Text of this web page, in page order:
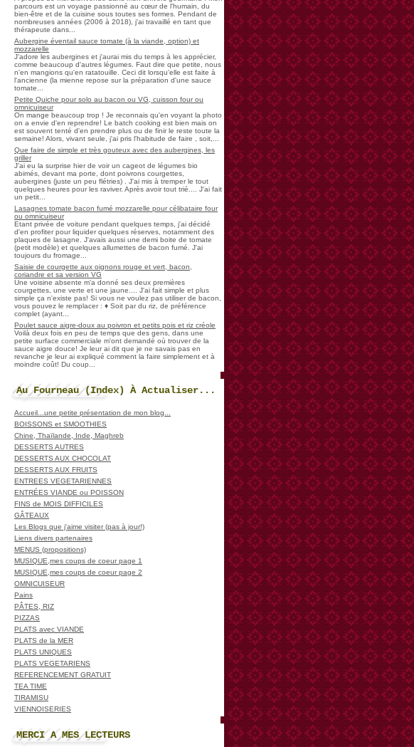
parcours est un voyage passionné au cœur de l'humain, du
bien-être et de la cuisine sous toutes ses formes. Pendant de
nombreuses années (2006 à 2018), j'ai travaillé en tant que
thérapeute dans...
Aubergine éventail sauce tomate (à la viande, option) et
mozzarelle
J'adore les aubergines et j'aurai mis du temps à les apprécier,
comme beaucoup d'autres légumes. Faut dire que petite, nous
n'en mangions qu'en ratatouille. Ceci dit lorsqu'elle est faite à
l'ancienne (la mienne repose sur la préparation d'une sauce
tomate...
Petite Quiche pour solo au bacon ou VG, cuisson four ou
omnicuiseur
On mange beaucoup trop ! Je reconnais qu'en voyant la photo
on a envie d'en reprendre! Le batch cooking est bien mais on
est souvent tenté d'en prendre plus ou de finir le reste toute la
semaine! Alors, vivant seule, j'ai pris l'habitude de faire , soit,...
Que faire de simple et très gouteux avec des aubergines, les
griller
J'ai eu la surprise hier de voir un cageot de légumes bio
abimés, devant ma porte, dont poivrons courgettes,
aubergines (juste un peu flétries) . J'ai mis à tremper le tout
quelques heures pour les raviver. Après avoir tout trié.... J'ai fait
un petit...
Lasagnes tomate bacon fumé mozzarelle pour célibataire four
ou omnicuiseur
Etant privée de voiture pendant quelques temps, j'ai décidé
d'en profiter pour liquider quelques réserves, notamment des
plaques de lasagne. J'avais aussi une demi boite de tomate
(petit modèle) et quelques allumettes de bacon fumé. J'ai
toujours du fromage...
Saisie de courgette aux oignons rouge et vert, bacon,
coriandre et sa version VG
Une voisine absente m'a donné ses deux premières
courgettes, une verte et une jaune.... J'ai fait simple et plus
simple ça n'existe pas! Si vous ne voulez pas utiliser de bacon,
vous pouvez le remplacer : ♦ Soit par du riz, de préférence
complet (ayant...
Poulet sauce aigre-doux au poivron et petits pois et riz créole
Voilà deux fois en peu de temps que des gens, dans une
petite surface commerciale m'ont demandé où trouver de la
sauce aigre douce! Je leur ai dit que je ne savais pas en
revanche je leur ai expliqué comment la faire simplement et à
moindre coût! Du coup...
Au Fourneau (Index) À Actualiser...
Accueil...une petite présentation de mon blog...
BOISSONS et SMOOTHIES
Chine, Thaïlande, Inde, Maghreb
DESSERTS AUTRES
DESSERTS AUX CHOCOLAT
DESSERTS AUX FRUITS
ENTREES VEGETARIENNES
ENTRÉES VIANDE ou POISSON
FINS de MOIS DIFFICILES
GÂTEAUX
Les Blogs que j'aime visiter (pas à jour!)
Liens divers partenaires
MENUS (propositions)
MUSIQUE,mes coups de coeur page 1
MUSIQUE,mes coups de coeur page 2
OMNICUISEUR
Pains
PÂTES, RIZ
PIZZAS
PLATS avec VIANDE
PLATS de la MER
PLATS UNIQUES
PLATS VEGETARIENS
REFERENCEMENT GRATUIT
TEA TIME
TIRAMISU
VIENNOISERIES
MERCI A MES LECTEURS